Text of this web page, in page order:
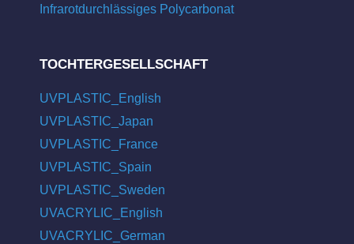
Infrarotdurchlässiges Polycarbonat
TOCHTERGESELLSCHAFT
UVPLASTIC_English
UVPLASTIC_Japan
UVPLASTIC_France
UVPLASTIC_Spain
UVPLASTIC_Sweden
UVACRYLIC_English
UVACRYLIC_German